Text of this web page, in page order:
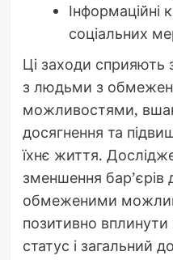
Інформаційні
соціальних
Ці заходи сприяють
з людьми з
можливостями,
досягнення та
їхнє життя.
зменшення
обмеженими
позитивно вплинути
статус і загальний